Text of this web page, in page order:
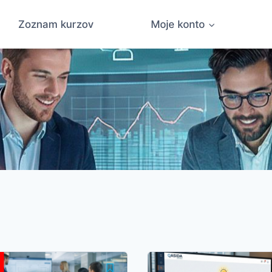
Zoznam kurzov Moje konto
QASIDA mzdy